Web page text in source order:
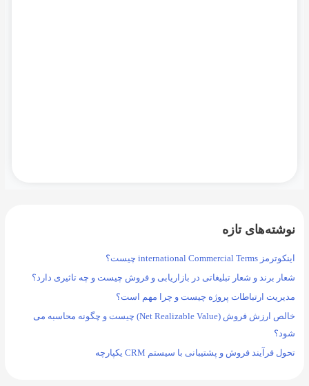
نوشته‌های تازه
اینکوترمز international Commercial Terms چیست؟
شعار برند و شعار تبلیغاتی در بازاریابی و فروش چیست و چه تاثیری دارد؟
مدیریت ارتباطات پروژه چیست و چرا مهم است؟
خالص ارزش فروش (Net Realizable Value) چیست و چگونه محاسبه می
شود؟
تحول فرآیند فروش و پشتیبانی با سیستم CRM یکپارچه